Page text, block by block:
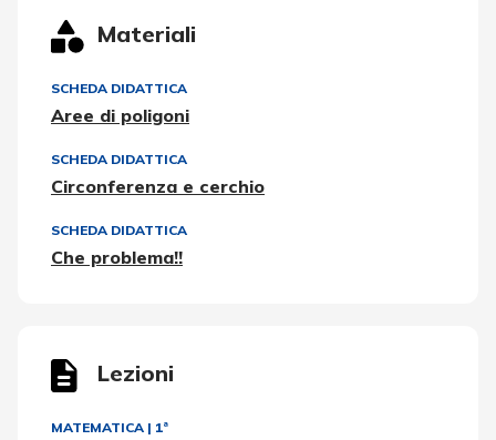
Materiali
SCHEDA DIDATTICA
Aree di poligoni
SCHEDA DIDATTICA
Circonferenza e cerchio
SCHEDA DIDATTICA
Che problema!!
Lezioni
MATEMATICA | 1ª